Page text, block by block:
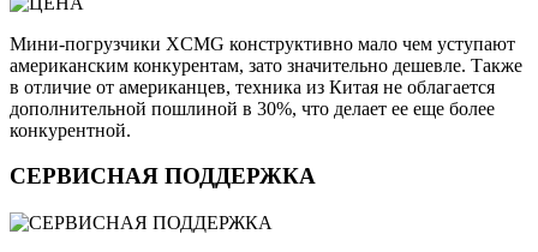
Мини-погрузчики XCMG конструктивно мало чем уступают
американским конкурентам, зато значительно дешевле. Также
в отличие от американцев, техника из Китая не облагается
дополнительной пошлиной в 30%, что делает ее еще более
конкурентной.
СЕРВИСНАЯ ПОДДЕРЖКА